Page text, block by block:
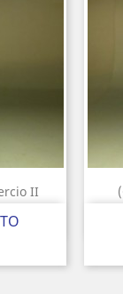
II